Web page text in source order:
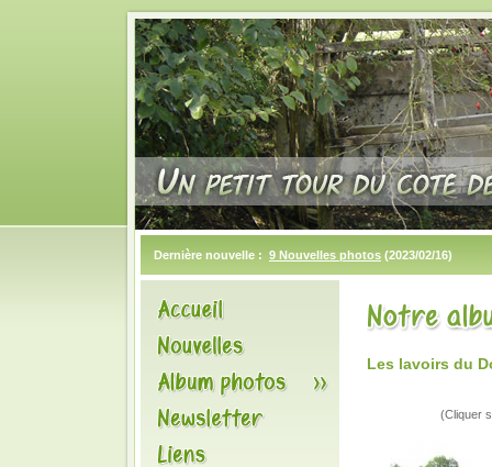
Dernière nouvelle : 9 Nouvelles photos (2023/02/16)
Les lavoirs du
(Cliquer